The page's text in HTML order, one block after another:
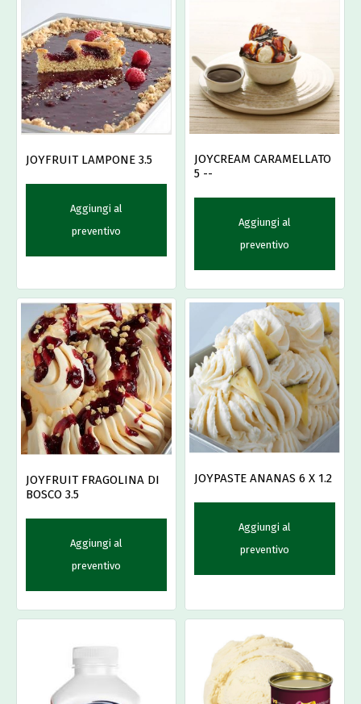
JOYFRUIT LAMPONE 3.5
Aggiungi al
preventivo
JOYCREAM CARAMELLATO
5 --
Aggiungi al
preventivo
JOYFRUIT FRAGOLINA DI
BOSCO 3.5
Aggiungi al
preventivo
JOYPASTE ANANAS 6 X 1.2
Aggiungi al
preventivo